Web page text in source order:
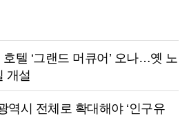
텔 ‘그랜드 머큐어’ 오나…옛 노
개설
역시 전체로 확대해야 ‘인구유